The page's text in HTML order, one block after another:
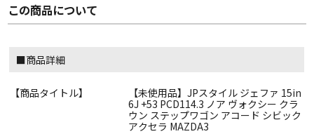
この商品について
■商品詳細
【商品タイトル】
【未使用品】JPスタイル ジェファ 15in
6J +53 PCD114.3 ノア ヴォクシー クラ
ウン ステップワゴン アコード シビック
アクセラ MAZDA3